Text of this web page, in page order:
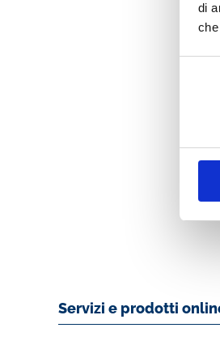
di
Servizi e prodotti